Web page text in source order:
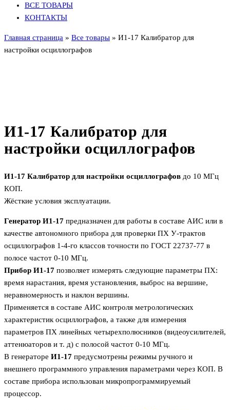
ВСЕ ТОВАРЫ
КОНТАКТЫ
Главная страница » Все товары » И1-17 Калибратор для
настройки осциллографов
И1-17 Калибратор для
настройки осциллографов
И1-17 Калибратор для настройки осциллографов до 10 МГц
КОП.
Жёсткие условия эксплуатации.
Генератор И1-17 предназначен для работы в составе АИС или в
качестве автономного прибора для проверки ПХ У-трактов
осциллографов 1-4-го классов точности по ГОСТ 22737-77 в
полосе частот 0-10 МГц.
Прибор И1-17 позволяет измерять следующие параметры ПХ:
время нарастания, время установления, выброс на вершине,
неравномерность и наклон вершины.
Применяется в составе АИС контроля метрологических
характеристик осциллографов, а также для измерения
параметров ПХ линейных четырехполюсников (видеоусилителей,
аттенюаторов и т. д) с полосой частот 0-10 МГц.
В генераторе И1-17 предусмотрены режимы ручного и
внешнего программного управления параметрами через КОП. В
составе прибора использован микропрограммируемый
процессор.